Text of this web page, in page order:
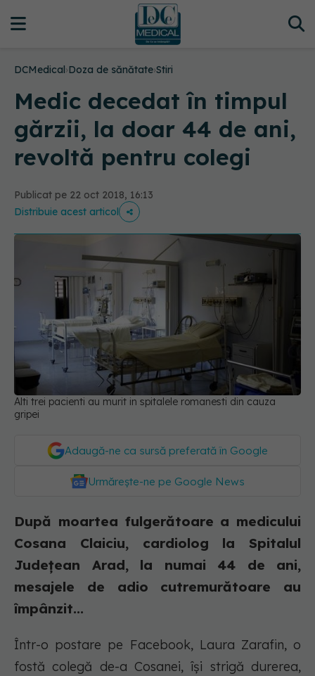
DCMedical›Doza de sănătate›Stiri
Medic decedat în timpul
gărzii, la doar 44 de ani,
revoltă pentru colegi
Publicat pe 22 oct 2018, 16:13
Distribuie acest articol
Alti trei pacienti au murit in spitalele romanesti din cauza
gripei
Adaugă-ne ca sursă preferată în Google
Urmărește-ne pe Google News
După moartea fulgerătoare a medicului
Cosana Claiciu, cardiolog la Spitalul
Județean Arad, la numai 44 de ani,
mesajele de adio cutremurătoare au
împânzit...
Într-o postare pe Facebook, Laura Zarafin, o
fostă colegă de-a Cosanei, își strigă durerea,